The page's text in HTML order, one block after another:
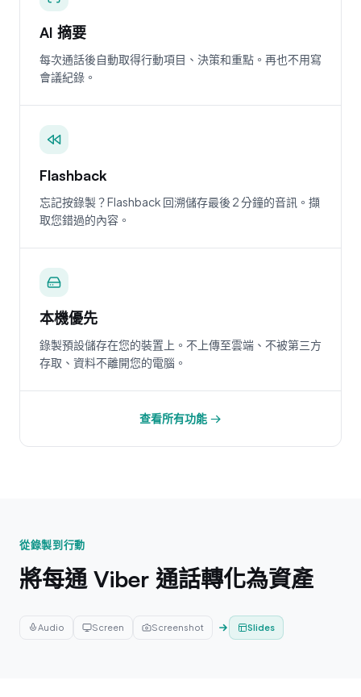
AI 摘要
每次通話後自動取得行動項目、決策和重點。再也不用寫
會議紀錄。
Flashback
忘記按錄製？Flashback 回溯儲存最後 2 分鐘的音訊。擷
取您錯過的內容。
本機優先
錄製預設儲存在您的裝置上。不上傳至雲端、不被第三方
存取、資料不離開您的電腦。
查看所有功能 →
從錄製到行動
將每通 Viber 通話轉化為資產
Audio Screen Screenshot Slides